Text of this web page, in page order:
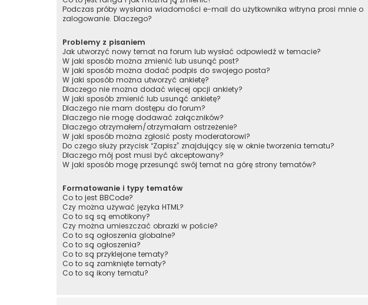
Podczas próby wysłania wiadomości e-mail do użytkownika witryna prosi mnie o
zalogowanie. Dlaczego?
Problemy z pisaniem
Jak utworzyć nowy temat na forum lub wysłać odpowiedź w temacie?
W jaki sposób można zmienić lub usunąć post?
W jaki sposób można dodać podpis do swojego posta?
W jaki sposób można utworzyć ankietę?
Dlaczego nie można dodać więcej opcji ankiety?
W jaki sposób zmienić lub usunąć ankietę?
Dlaczego nie mam dostępu do forum?
Dlaczego nie mogę dodawać załączników?
Dlaczego otrzymałem/otrzymałam ostrzeżenie?
W jaki sposób można zgłosić posty moderatorowi?
Do czego służy przycisk “Zapisz” znajdujący się w oknie tworzenia tematu?
Dlaczego mój post musi być akceptowany?
W jaki sposób mogę przesunąć swój temat na górę strony tematów?
Formatowanie i typy tematów
Co to jest BBCode?
Czy można używać języka HTML?
Co to są są emotikony?
Czy można umieszczać obrazki w poście?
Co to są ogłoszenia globalne?
Co to są ogłoszenia?
Co to są przyklejone tematy?
Co to są zamknięte tematy?
Co to są ikony tematu?